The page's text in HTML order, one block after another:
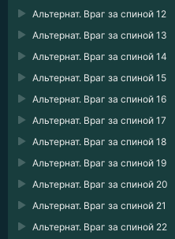
Альтернат. Враг за спиной 12
Альтернат. Враг за спиной 13
Альтернат. Враг за спиной 14
Альтернат. Враг за спиной 15
Альтернат. Враг за спиной 16
Альтернат. Враг за спиной 17
Альтернат. Враг за спиной 18
Альтернат. Враг за спиной 19
Альтернат. Враг за спиной 20
Альтернат. Враг за спиной 21
Альтернат. Враг за спиной 22